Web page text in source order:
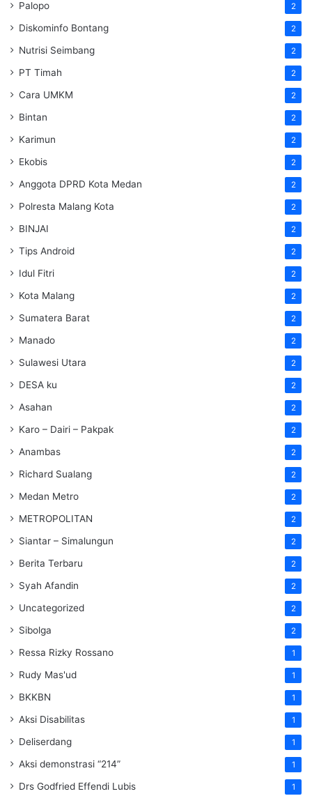
Palopo 2
Diskominfo Bontang 2
Nutrisi Seimbang 2
PT Timah 2
Cara UMKM 2
Bintan 2
Karimun 2
Ekobis 2
Anggota DPRD Kota Medan 2
Polresta Malang Kota 2
BINJAI 2
Tips Android 2
Idul Fitri 2
Kota Malang 2
Sumatera Barat 2
Manado 2
Sulawesi Utara 2
DESA ku 2
Asahan 2
Karo – Dairi – Pakpak 2
Anambas 2
Richard Sualang 2
Medan Metro 2
METROPOLITAN 2
Siantar – Simalungun 2
Berita Terbaru 2
Syah Afandin 2
Uncategorized 2
Sibolga 2
Ressa Rizky Rossano 1
Rudy Mas'ud 1
BKKBN 1
Aksi Disabilitas 1
Deliserdang 1
Aksi demonstrasi “214” 1
Drs Godfried Effendi Lubis 1